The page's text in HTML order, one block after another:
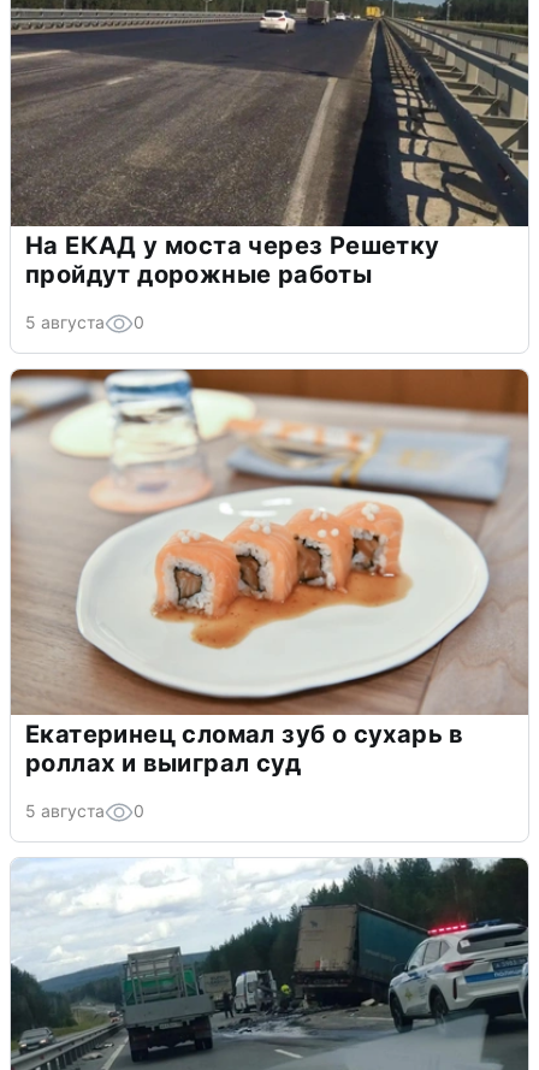
На ЕКАД у моста через Решетку
пройдут дорожные работы
5 августа 0
Екатеринец сломал зуб о сухарь в
роллах и выиграл суд
5 августа 0